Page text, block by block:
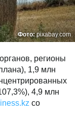
Фото:pixabay.com
регионы
1,9 млн
4,9 млн
со